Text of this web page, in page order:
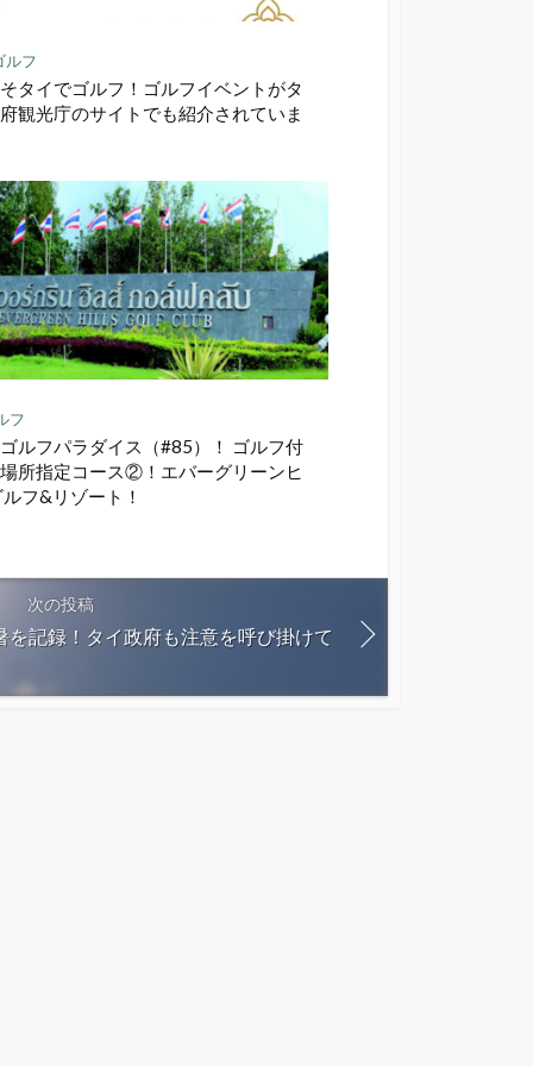
ルフ
タイでゴルフ！ゴルフイベントがタ
観光庁のサイトでも紹介されていま
フ
ルフパラダイス（#85）！ ゴルフ付
所指定コース②！エバーグリーンヒ
フ&リゾート！
次の投稿
記録！タイ政府も注意を呼び掛けて